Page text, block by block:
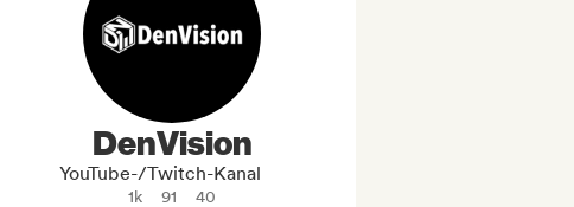
DenVision
YouTube-/Twitch-Kanal
1k 91
40